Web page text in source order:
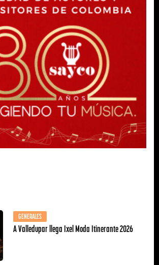
GENERALES
A Valledupar llega Ixel Moda Itinerante 2026